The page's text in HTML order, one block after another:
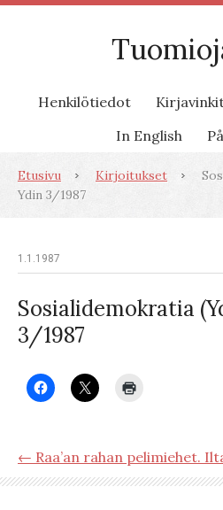
Henkilötiedot
In English
Etusivu Kirjoitukset
Ydin 3/1987
1.1.1987
Sosialidemokratia
3/1987
← Raa’an rahan pelimiehet.